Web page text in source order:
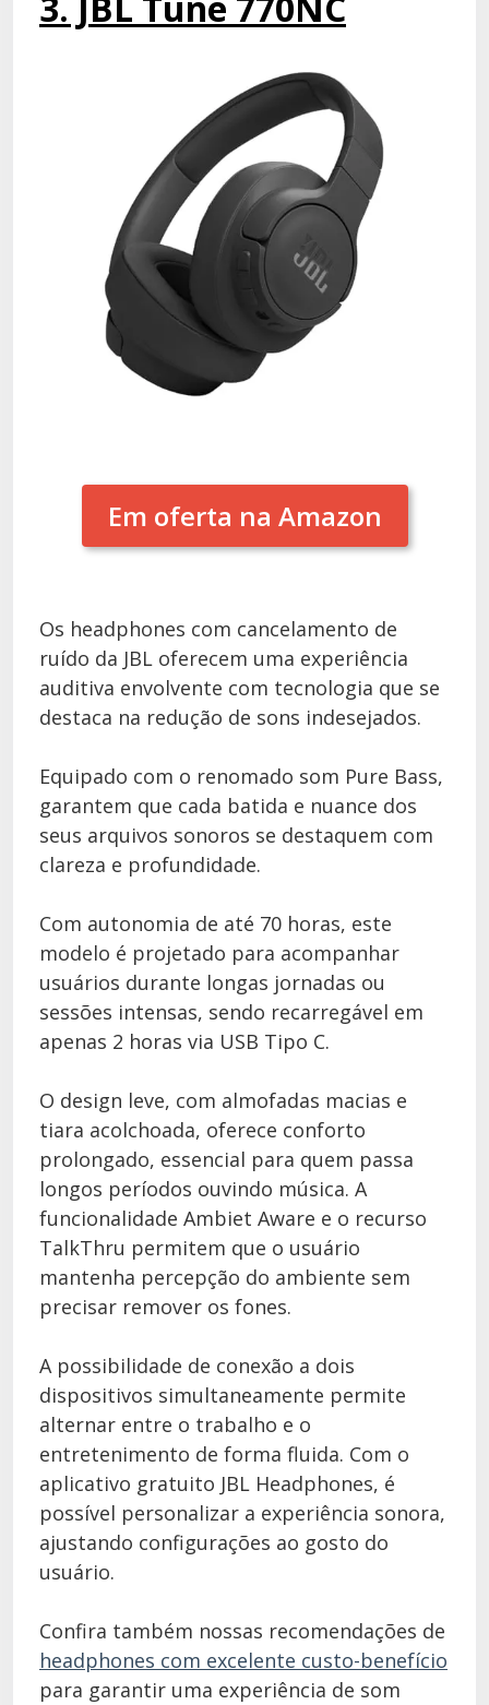
Em oferta na Amazon
Os headphones com cancelamento de
ruído da JBL oferecem uma experiência
auditiva envolvente com tecnologia que se
destaca na redução de sons indesejados.
Equipado com o renomado som Pure Bass,
garantem que cada batida e nuance dos
seus arquivos sonoros se destaquem com
clareza e profundidade.
Com autonomia de até 70 horas, este
modelo é projetado para acompanhar
usuários durante longas jornadas ou
sessões intensas, sendo recarregável em
apenas 2 horas via USB Tipo C.
O design leve, com almofadas macias e
tiara acolchoada, oferece conforto
prolongado, essencial para quem passa
longos períodos ouvindo música. A
funcionalidade Ambiet Aware e o recurso
TalkThru permitem que o usuário
mantenha percepção do ambiente sem
precisar remover os fones.
A possibilidade de conexão a dois
dispositivos simultaneamente permite
alternar entre o trabalho e o
entretenimento de forma fluida. Com o
aplicativo gratuito JBL Headphones, é
possível personalizar a experiência sonora,
ajustando configurações ao gosto do
usuário.
Confira também nossas recomendações de
headphones com excelente custo-benefício
para garantir uma experiência de som